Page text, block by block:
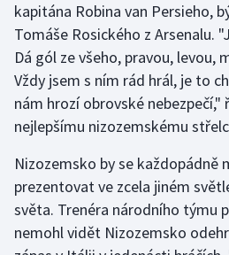
kapitána Robina van Persieho,
Tomáše Rosického z Arsenalu.
Dá gól ze všeho, pravou, levou,
Vždy jsem s ním rád hrál, je to
nám hrozí obrovské nebezpečí,"
nejlepšímu nizozemskému
Nizozemsko by se každopádně
prezentovat ve zcela jiném
světa. Trenéra národního týmu
nemohl vidět Nizozemsko